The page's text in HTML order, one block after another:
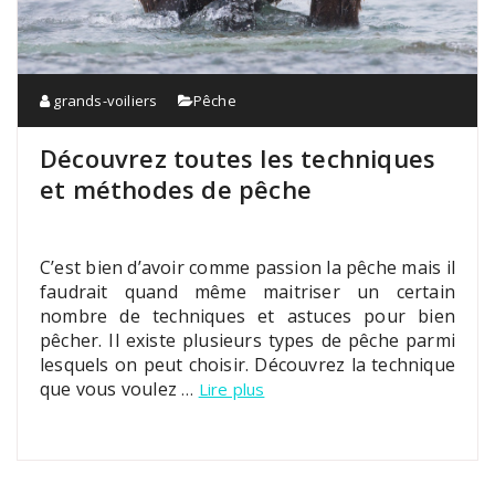
grands-voiliers Pêche
Découvrez toutes les techniques
et méthodes de pêche
C’est bien d’avoir comme passion la pêche mais il
faudrait quand même maitriser un certain
nombre de techniques et astuces pour bien
pêcher. Il existe plusieurs types de pêche parmi
lesquels on peut choisir. Découvrez la technique
que vous voulez… Lire plus